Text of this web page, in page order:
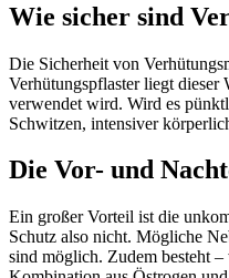
Wie sicher sind
Die Sicherheit von
Verhütungspflaster liegt
verwendet wird. Wird es
Schwitzen, intensiver
Die Vor- und
Ein großer Vorteil ist die
Schutz also nicht. Mögliche
sind möglich. Zudem besteht